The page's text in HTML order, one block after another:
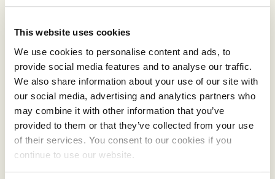
This website uses cookies
We use cookies to personalise content and ads, to
provide social media features and to analyse our traffic.
We also share information about your use of our site with
our social media, advertising and analytics partners who
may combine it with other information that you’ve
provided to them or that they’ve collected from your use
of their services. You consent to our cookies if you
continue to use our website.
melderMatvalgetat de offentlige storkjøkkenene
økologiandel i sine innkjøp ofte har problemer
med å få bestilt norske økologiske produkter fordi
disse ikke finnes i markedet.»